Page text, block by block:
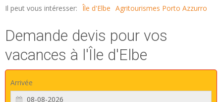
Il peut vous intéresser: Île d'Elbe Agritourismes Porto Azzurro
Demande devis pour vos
vacances à l'Île d'Elbe
Arrivée